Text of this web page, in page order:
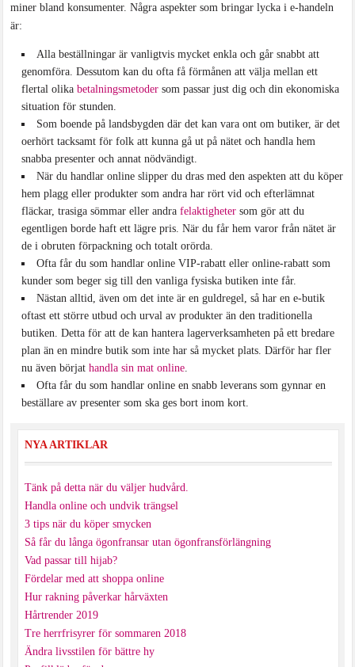
miner bland konsumenter. Några aspekter som bringar lycka i e-handeln
är:
Alla beställningar är vanligtvis mycket enkla och går snabbt att
genomföra. Dessutom kan du ofta få förmånen att välja mellan ett
flertal olikabetalningsmetoder som passar just dig och din ekonomiska
situation för stunden.
Som boende på landsbygden där det kan vara ont om butiker, är det
oerhört tacksamt för folk att kunna gå ut på nätet och handla hem
snabba presenter och annat nödvändigt.
När du handlar online slipper du dras med den aspekten att du köper
hem plagg eller produkter som andra har rört vid och efterlämnat
fläckar, trasiga sömmar eller andrafelaktigheter som gör att du
egentligen borde haft ett lägre pris. När du får hem varor från nätet är
de i obruten förpackning och totalt orörda.
Ofta får du som handlar online VIP-rabatt eller online-rabatt som
kunder som beger sig till den vanliga fysiska butiken inte får.
Nästan alltid, även om det inte är en guldregel, så har en e-butik
oftast ett större utbud och urval av produkter än den traditionella
butiken. Detta för att de kan hantera lagerverksamheten på ett bredare
plan än en mindre butik som inte har så mycket plats. Därför har fler
nu även börjathandla sin mat online
Ofta får du som handlar online en snabb leverans som gynnar en
beställare av presenter som ska ges bort inom kort.
NYA ARTIKLAR
Tänk på detta när du väljer hudvård.
Handla online och undvik trängsel
3 tips när du köper smycken
Så får du långa ögonfransar utan ögonfransförlängning
Vad passar till hijab?
Fördelar med att shoppa online
Hur rakning påverkar hårväxten
Hårtrender 2019
Tre herrfrisyrer för sommaren 2018
Ändra livsstilen för bättre hy